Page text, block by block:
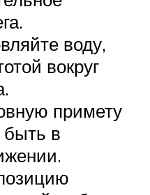
воду,
вокруг
примету
в